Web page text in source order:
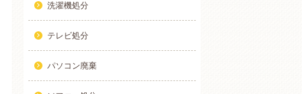
洗濯機処分
テレビ処分
パソコン廃棄